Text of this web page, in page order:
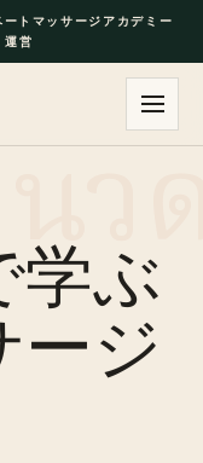
トマッサージアカデミー
営
学ぶ
ージ